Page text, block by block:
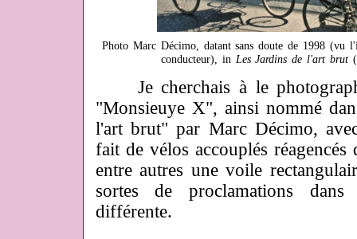
Photo Marc Décimo, datant sans doute de 1998 (vu
conducteur), in Les Jardins de l'art brut
Je cherchais à le
"Monsieuye X", ainsi nommé
l'art brut" par Marc Décimo,
fait de vélos accouplés
entre autres une voile
sortes de proclamations
différente.